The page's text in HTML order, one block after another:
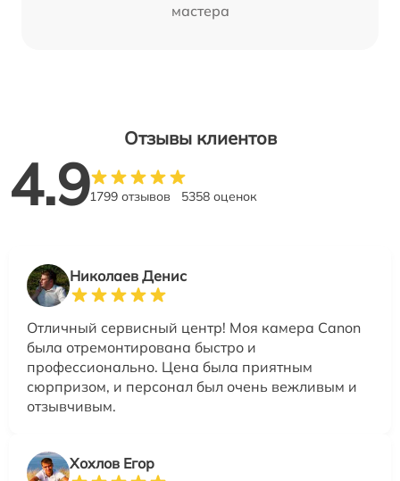
мастера
Отзывы клиентов
4.91799 отзывов 5358 оценок
Николаев Денис
Отличный сервисный центр! Моя камера Canon
была отремонтирована быстро и
профессионально. Цена была приятным
сюрпризом, и персонал был очень вежливым и
отзывчивым.
Хохлов Егор